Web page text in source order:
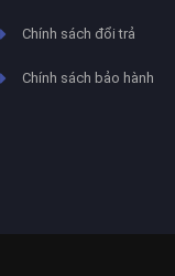
Chính sách đổi trả
Chính sách bảo hành